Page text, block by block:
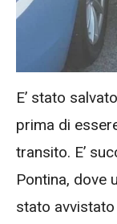
E’ stato
prima di
transito. E’
Pontina, dove
stato